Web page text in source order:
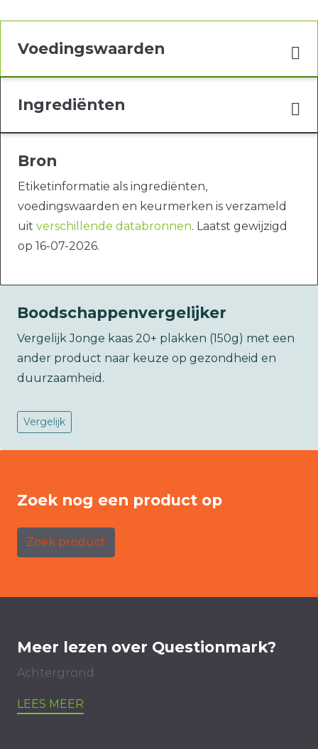
Voedingswaarden
Ingrediënten
Bron
Etiketinformatie als ingrediënten,
voedingswaarden en keurmerken is verzameld
uit verschillende databronnen. Laatst gewijzigd
op 16-07-2026.
Boodschappenvergelijker
Vergelijk Jonge kaas 20+ plakken (150g) met een
ander product naar keuze op gezondheid en
duurzaamheid.
Vergelijk
Zoek nog een product op
Zoek product
Meer lezen over Questionmark?
Achtergrond
LEES MEER